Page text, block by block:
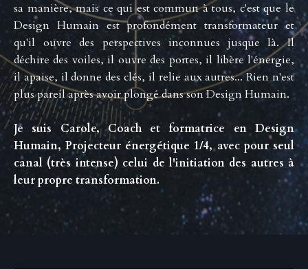
sa manière, mais ce qui est commun à tous, c'est que le
Design Humain est profondément transformateur et
qu'il ouvre des perspectives inconnues jusque là. Il
déchire des voiles, il ouvre des portes, il libère l'énergie,
il apaise, il donne des clés, il relie aux autres... Rien n'est
plus pareil après avoir plongé dans son Design Humain.
Je suis Carole, Coach et formatrice en Design
Humain, Projecteur énergétique 1/4, avec pour seul
canal (très intense) celui de l'initiation des autres à
leur propre transformation.